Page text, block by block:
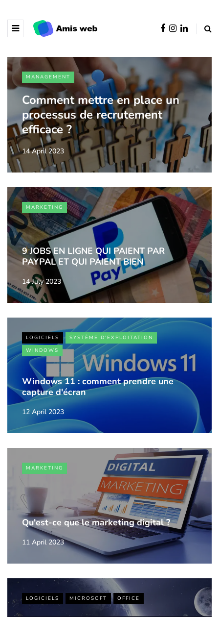
MANAGEMENT
Comment mettre en place un
processus de recrutement
efficace ?
14 April 2023
MARKETING
9 JOBS EN LIGNE QUI PAIENT PAR
PAYPAL ET QUI PAIENT BIEN
14 July 2023
LOGICIELS
SYSTÈME D'EXPLOITATION
WINDOWS
Windows 11 : comment prendre une
capture d'écran
12 April 2023
MARKETING
Qu'est-ce que le marketing digital ?
11 April 2023
LOGICIELS MICROSOFT OFFICE